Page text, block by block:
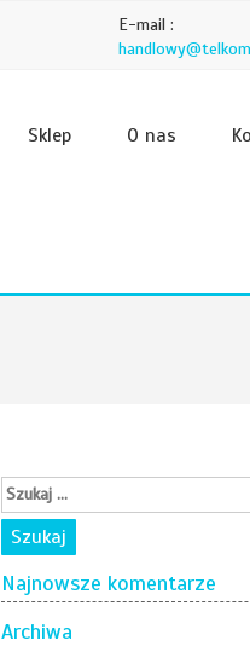
E-mail :
Sklep O nas
Najnowsze komentarze
Archiwa